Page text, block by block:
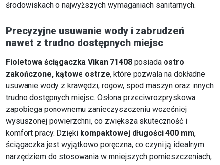
środowiskach o najwyższych wymaganiach sanitarnych.
Precyzyjne usuwanie wody i zabrudzeń
nawet z trudno dostępnych miejsc
Fioletowa ściągaczka Vikan 71408 posiada ostro
zakończone, kątowe ostrze, które pozwala na dokładne
usuwanie wody z krawędzi, rogów, spod maszyn oraz innych
trudno dostępnych miejsc. Osłona przeciwrozpryskowa
zapobiega ponownemu zanieczyszczeniu wcześniej
wysuszonej powierzchni, co zwiększa skuteczność i
komfort pracy. Dzięki kompaktowej długości 400 mm,
ściągaczka jest wyjątkowo poręczna, co czyni ją idealnym
narzędziem do stosowania w mniejszych pomieszczeniach,